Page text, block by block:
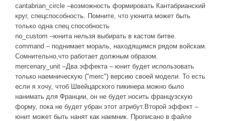
cantabrian_circle –возможность формировать Кантабрианский
круг, спецспособность. Помните, что уюнита может быть
только одна спец способность
no_custom –юнита нельзя выбирать в кастом битве.
command – поднимает мораль, находящимся рядом войскам.
Сомнительно,что работает должным образом.
mercenary_unit –Два эффекта – юнит будет использовать
только наемническую ("merc") версию своей модели. То есть
если я хочу, чтоб Швейцарского пикинера можно было
нанимать для Франции, он не будет носить французскую
форму, пока не будет убран этот атрибут.Второй эффект –
юнит может быть нанят как наемник. Прописано в файле